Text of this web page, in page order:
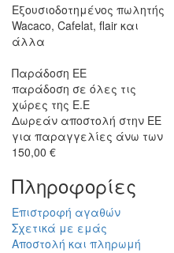
Εξουσιοδοτημένος πωλητής
Wacaco, Cafelat, flair και
άλλα
Παράδοση ΕΕ
παράδοση σε όλες τις
χώρες της Ε.Ε
Δωρεάν αποστολή στην ΕΕ
για παραγγελίες άνω των
150,00 €
Πληροφορίες
Επιστροφή αγαθών
Σχετικά με εμάς
Αποστολή και πληρωμή